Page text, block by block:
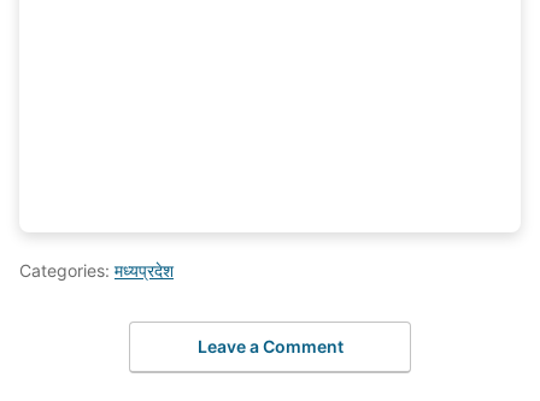
Categories: मध्यप्रदेश
Leave a Comment